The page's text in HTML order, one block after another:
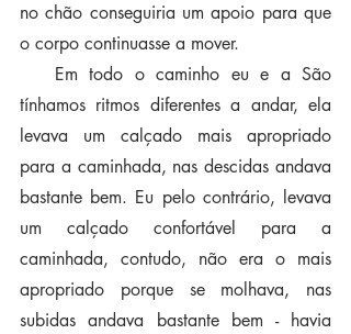
no chão conseguiria um apoio para que
o corpo continuasse a mover.
tínhamos ritmos diferentes a andar, ela
levava um calçado mais apropriado
para a caminhada, nas descidas andava
bastante bem. Eu pelo contrário, levava
um calçado confortável para a
caminhada, contudo, não era o mais
apropriado porque se molhava, nas
subidas andava bastante bem - havia